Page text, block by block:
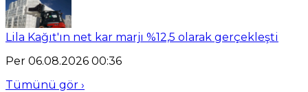
Lila Kağıt'ın net kar marjı %12,5 olarak gerçekleşti
Per 06.08.2026 00:36
Tümünü gör ›